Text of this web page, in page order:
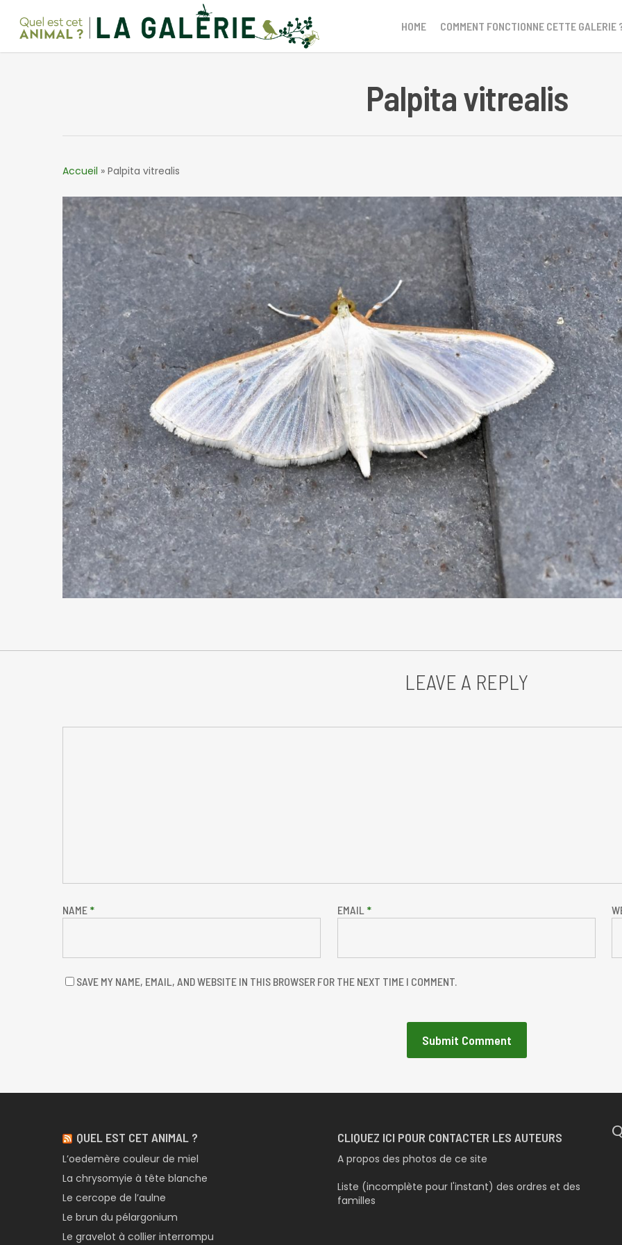
main
HOME COMMENT FONCTIONNE CETTE GALERIE
Palpita vitrealis
Accueil » Palpita vitrealis
LEAVE A REPLY
NAME * EMAIL *
SAVE MY NAME, EMAIL, AND WEBSITE IN THIS BROWSER FOR THE NEXT TIME I COMMENT.
QUEL EST CET ANIMAL ?
L’oedemère couleur de miel
La chrysomyie à tête blanche
Le cercope de l’aulne
Le brun du pélargonium
Le gravelot à collier interrompu
CLIQUEZ ICI POUR CONTACTER LES AUTEURS
A propos des photos de ce site
Liste (incomplète pour l'instant) des ordres et des
familles